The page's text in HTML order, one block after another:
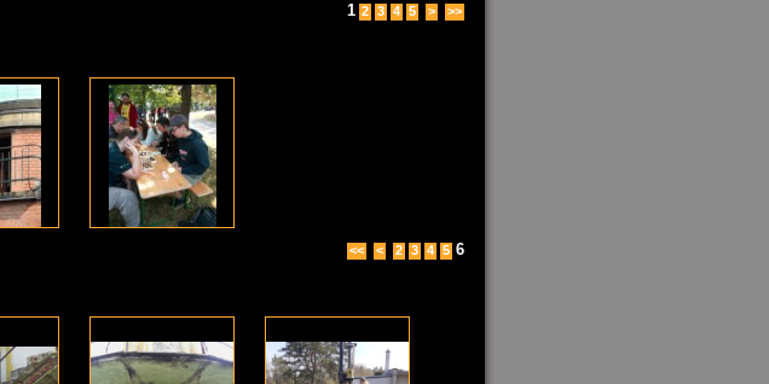
1 2 3 4 5 > >>
<< < 2 3 4 5 6